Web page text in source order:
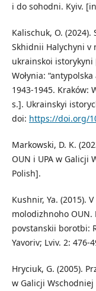
i do sohodni. Kyiv.
Kalischuk, O.
Skhidnii Halychyni v
ukrainskoi istorykyni
Wołynia:
1943-1945. Kraków:
s.]. Ukrainskyi
doi: https://doi.org/
Markowski, D. K.
OUN i UPA w Galicji
Polish].
Kushnir, Ya. (2015).
molodizhnoho OUN.
povstanskii borotbi:
Yavoriv; Lviv. 2:
Hryciuk, G. (2005).
w Galicji Wschodniej